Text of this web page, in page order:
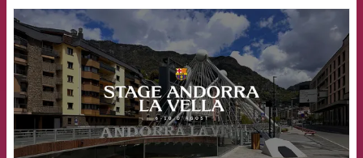
FCB Barcelona badge